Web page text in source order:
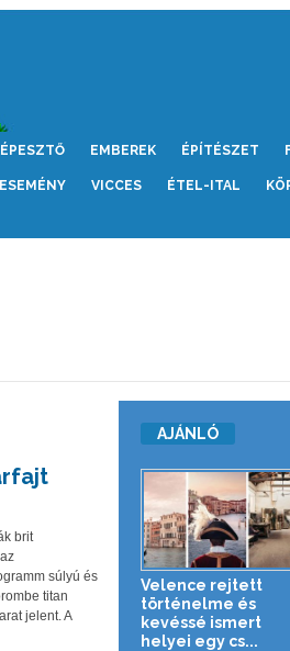
EMBEREK ÉPÍTÉSZET
ESEMÉNY VICCES ÉTEL-ITAL
brit
súlyú és
titan
jelent. A
AJÁNLÓ
Velence rejtett
történelme és
kevéssé ismert
helyei egy cs...